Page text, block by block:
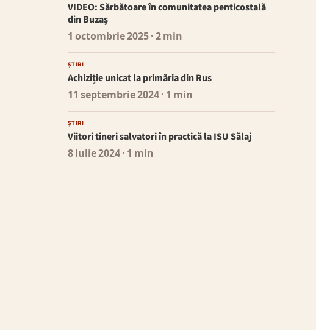
VIDEO: Sărbătoare în comunitatea penticostală
din Buzaș
1 octombrie 2025· 2 min
ȘTIRI
Achiziție unicat la primăria din Rus
11 septembrie 2024· 1 min
ȘTIRI
Viitori tineri salvatori în practică la ISU Sălaj
8 iulie 2024· 1 min